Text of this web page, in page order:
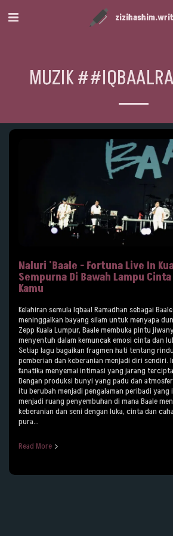
MUZIK
Naluri 'Baale - Fortuna Live In
Sempurna Di Bawah Lampu
Kamu
Kelahiran semula Iqbaal Ramadhan sebagai
meninggalkan bayang silam untuk menyapa
Zepp Kuala Lumpur, Baale membuka pintu
menyentuh dalam kemuncak emosi cinta dan
Setiap lagu bagaikan fragmen hati tentang
pemberian dan keberanian menjadi diri sendiri.
fanatika menyemai intimasi yang jarang
Dengan produksi bunyi yang padu dan
itu berubah menjadi pengalaman peribadi yang
menjadi ruang penyembuhan di mana Baale
keberanian dan seni dengan luka, cinta dan
pura...
Read More